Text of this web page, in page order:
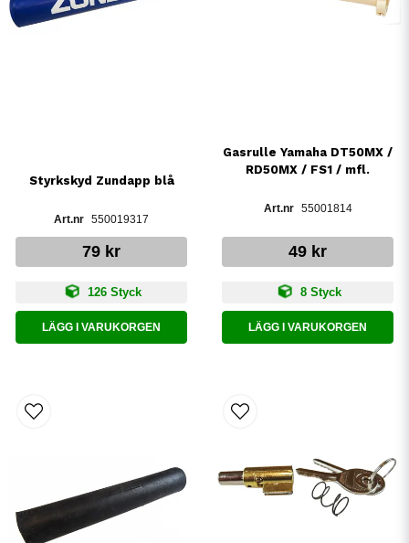
Styrkskyd Zundapp blå
550019317
79 kr
126 Styck
LÄGG I VARUKORGEN
Gasrulle Yamaha DT50MX /
RD50MX / FS1 / mfl.
55001814
49 kr
8 Styck
LÄGG I VARUKORGEN